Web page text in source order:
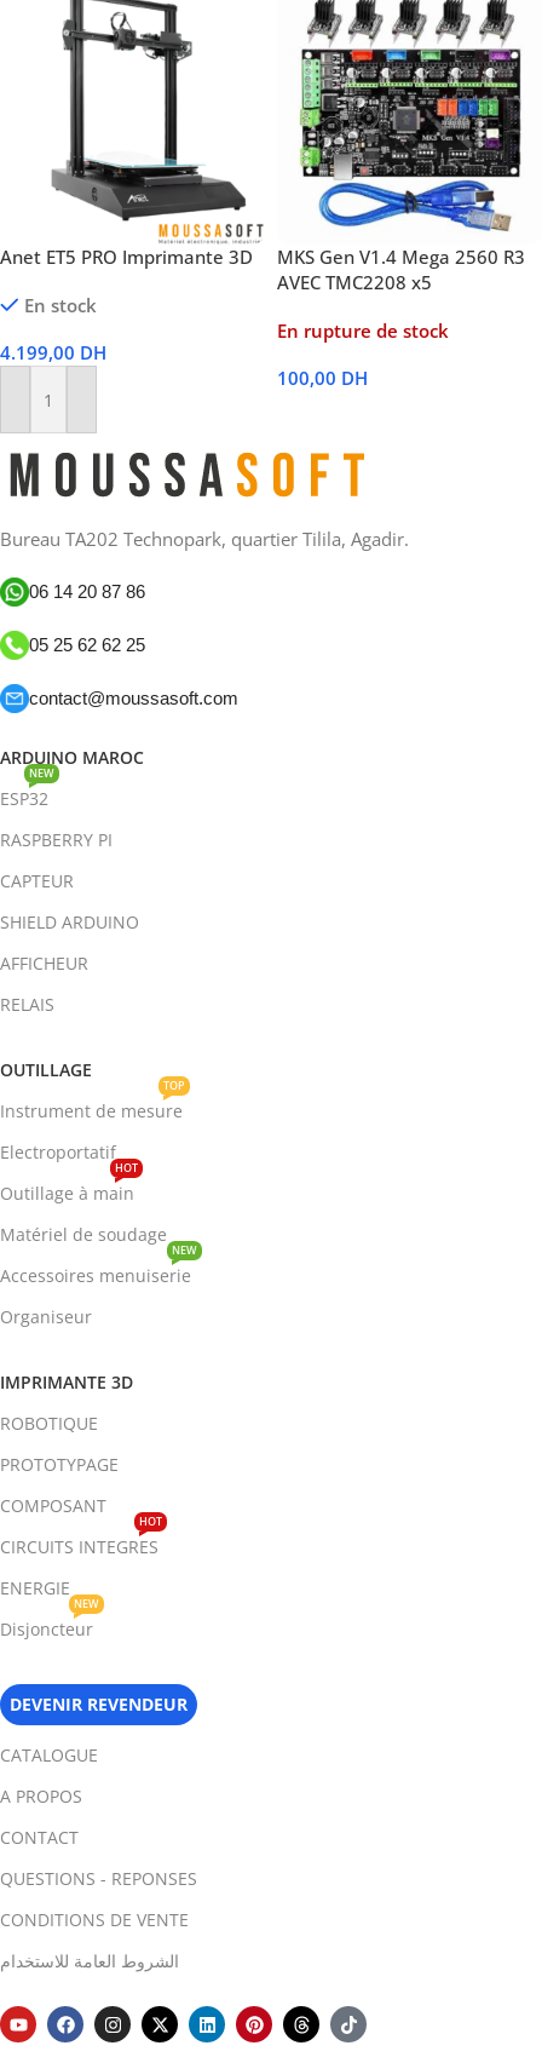
Anet ET5 PRO Imprimante 3D
En stock
4.199,00 DH
Ajouter Au Panier
MKS Gen V1.4 Mega 2560 R3
AVEC TMC2208 x5
En rupture de stock
100,00 DH
Bureau TA202 Technopark, quartier Tilila, Agadir.
06 14 20 87 86
05 25 62 62 25
contact@moussasoft.com
ARDUINO MAROC
ESP32
NEW
RASPBERRY PI
CAPTEUR
SHIELD ARDUINO
AFFICHEUR
RELAIS
OUTILLAGE
Instrument de mesure
TOP
Electroportatif
Outillage à main
HOT
Matériel de soudage
Accessoires menuiserie
NEW
Organiseur
IMPRIMANTE 3D
ROBOTIQUE
PROTOTYPAGE
COMPOSANT
CIRCUITS INTEGRES
HOT
ENERGIE
Disjoncteur
NEW
DEVENIR REVENDEUR
CATALOGUE
A PROPOS
CONTACT
QUESTIONS - REPONSES
CONDITIONS DE VENTE
الشروط العامة للاستخدام